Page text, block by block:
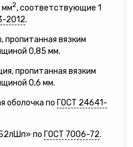
мм2, соответствующие 1
2012.
пропитанная вязким
0,85 мм.
пропитанная вязким
0,6 мм.
оболочка по ГОСТ 24641-
по ГОСТ 7006-72.